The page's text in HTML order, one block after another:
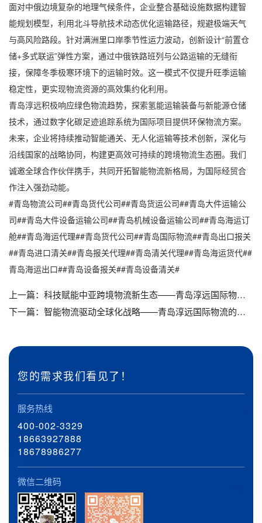
面对中俄边境复杂的地理气候条件，企业整合基础设施数据构建智
能规划模型，利用北斗导航技术动态优化运输路径，规避极端天气
与高风险路段。针对满洲里口岸季节性运力波动，创新设计“前置仓
储+多式联运”弹性方案，通过中俄铁路班列与公路运输的无缝衔
接，保障冬季极寒环境下的运输时效。这一模式不仅提升旺季运输
稳定性，更实现物流资源的高效集约化利用。
青岛淳远积极响应绿色物流趋势，探索氢能运输装备与新能源仓储
技术，通过数字化碳足迹追踪系统为国际项目提供环保物流方案。
未来，企业将持续推动智能通关、无人化运输等技术创新，深化与
沿线国家的战略协同，构建更高效可持续的跨境物流生态圈。我们
诚邀全球合作伙伴携手，共同开拓智能物流新格局，为国际经贸合
作注入强劲动能。
#青岛物流公司##青岛货代公司##青岛货运公司##青岛大件运输公
司##青岛大件设备运输公司##青岛机械设备运输公司##青岛海运订
舱##青岛海运代理##青岛货代公司##青岛国际物流##青岛出口报关
##青岛进口清关##青岛报关代理##青岛清关代理##青岛海运货代##
青岛海运出口##青岛设备报关##青岛设备清关#
上一篇： 科技赋能中亚跨境物流新生态——青岛淳远国际物流的工程机械运输创新
下一篇： 智能物流驱动全球化战略——青岛淳远国际物流的跨境工程运输实践
您的需求我们看见了！
服务热线
400-002-3329
18663927888
18678986277
微信二维码